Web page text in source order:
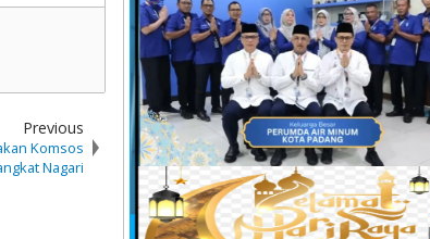
Previous
Komsos
Nagari